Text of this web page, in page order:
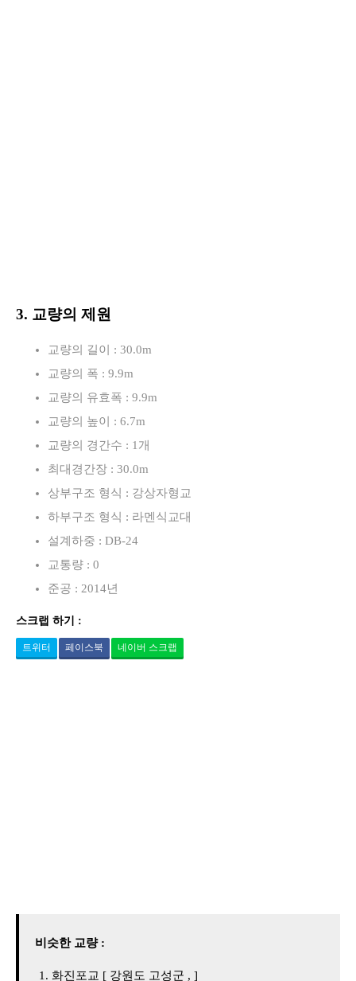
3. 교량의 제원
교량의 길이 : 30.0m
교량의 폭 : 9.9m
교량의 유효폭 : 9.9m
교량의 높이 : 6.7m
교량의 경간수 : 1개
최대경간장 : 30.0m
상부구조 형식 : 강상자형교
하부구조 형식 : 라멘식교대
설계하중 : DB-24
교통량 : 0
준공 : 2014년
스크랩 하기 :
트위터 페이스북 네이버 스크랩
비슷한 교량 :
화진포교 [ 강원도 고성군 , ]